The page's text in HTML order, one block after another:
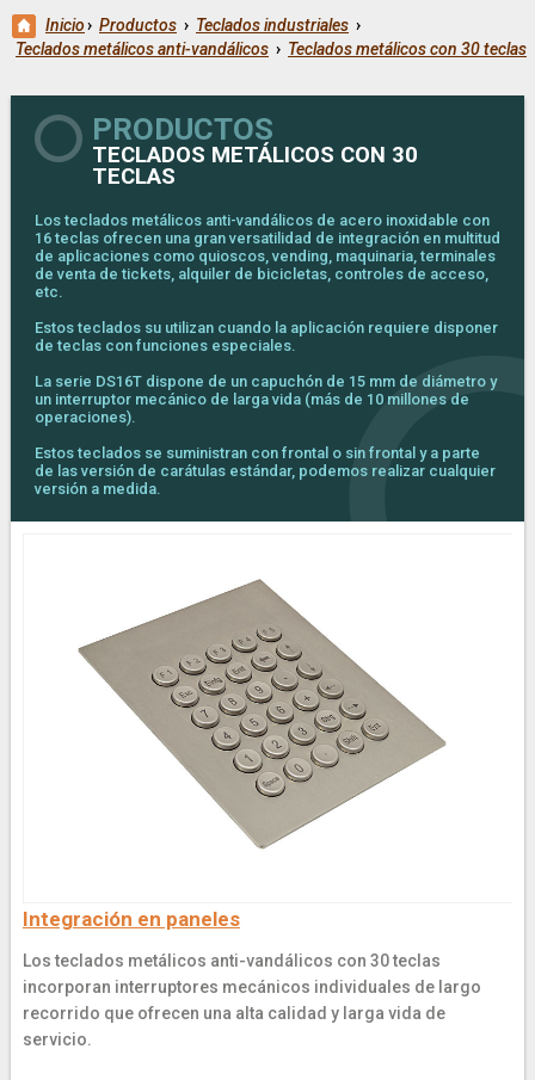
Inicio› Productos › Teclados industriales ›
Teclados metálicos anti-vandálicos › Teclados metálicos con 30 teclas
PRODUCTOS
TECLADOS METÁLICOS CON 30
TECLAS
Los teclados metálicos anti-vandálicos de acero inoxidable con
16 teclas ofrecen una gran versatilidad de integración en multitud
de aplicaciones como quioscos, vending, maquinaria, terminales
de venta de tickets, alquiler de bicicletas, controles de acceso,
etc.
Estos teclados su utilizan cuando la aplicación requiere disponer
de teclas con funciones especiales.
La serie DS16T dispone de un capuchón de 15 mm de diámetro y
un interruptor mecánico de larga vida (más de 10 millones de
operaciones).
Estos teclados se suministran con frontal o sin frontal y a parte
de las versión de carátulas estándar, podemos realizar cualquier
versión a medida.
Integración en paneles
Los teclados metálicos anti-vandálicos con 30 teclas
incorporan interruptores mecánicos individuales de largo
recorrido que ofrecen una alta calidad y larga vida de
servicio.